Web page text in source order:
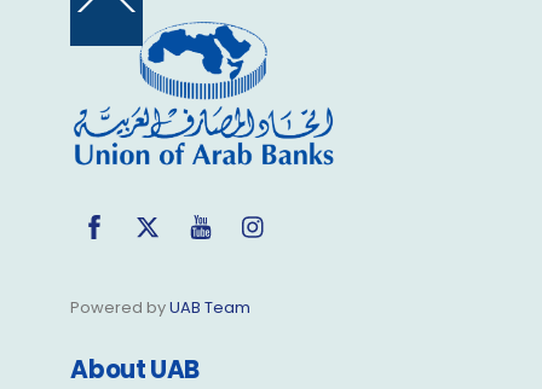
Back
Top
FacebookTwitter YouTube
Powered byUAB Team
About UAB